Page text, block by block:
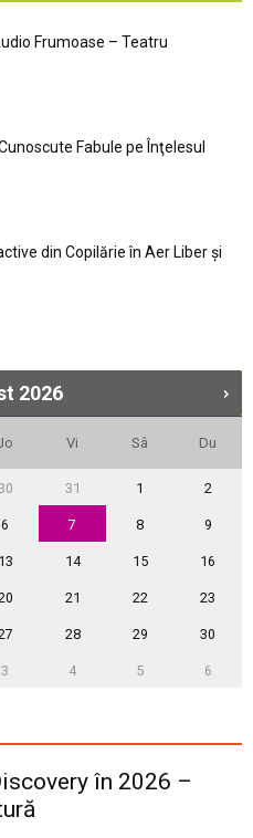
Frumoase – Teatru
Fabule pe Înţelesul
din Copilărie în Aer Liber şi
2026
Vi Sâ Du
31 1 2
6 7 8 9
13 14 15 16
21 22 23
28 29 30
3 4 5 6
în 2026 –